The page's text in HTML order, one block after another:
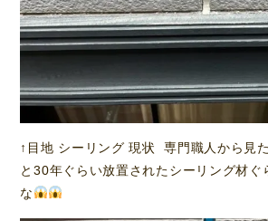
↑目地 シーリング 現状 専門職人から見
と30年ぐらい放置されたシーリング材ぐ
な